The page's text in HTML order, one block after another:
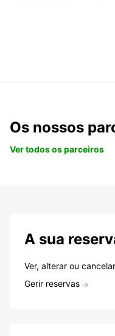
Os nossos
Ver todos os parceiros
A sua
Ver, alterar ou
Gerir reservas